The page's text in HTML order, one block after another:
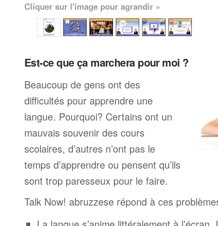
Cliquer sur l'image pour agrandir »
Est-ce que ça marchera pour moi ?
Beaucoup de gens ont des
difficultés pour apprendre une
langue. Pourquoi? Certains ont un
mauvais souvenir des cours
scolaires, d’autres n’ont pas le
temps d’apprendre ou pensent qu’ils
sont trop paresseux pour le faire.
Talk Now! abruzzese répond à ces